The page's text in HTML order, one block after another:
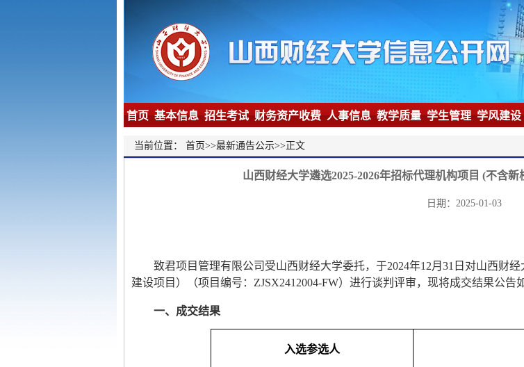
首页基本信息招生考试财务资产收费人事信息教学质量学生管理学风建设
当前位置： 首页>>最新通告公示>> 正文
山西财经大学遴选2025-2026年招标代理机构项目 (不含
日期：2025-01-03
致君项目管理有限公司受山西财经大学委托，于2024年12月 31 日对山西财
建设项目）（项目编号： ZJSX2412004-FW）进行谈判评审，现将成交结果公告
一、成交结果
入选参选人